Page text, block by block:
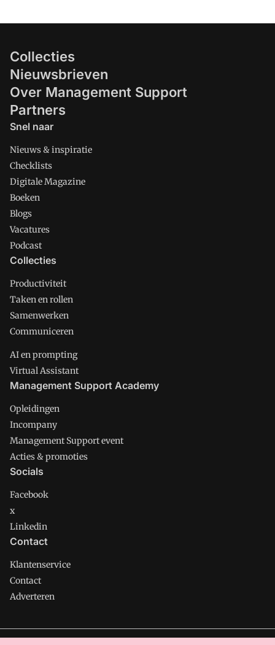
Collecties
Nieuwsbrieven
Over Management Support
Partners
Snel naar
Nieuws & inspiratie
Checklists
Digitale Magazine
Boeken
Blogs
Vacatures
Podcast
Collecties
Productiviteit
Taken en rollen
Samenwerken
Communiceren
AI en prompting
Virtual Assistant
Management Support Academy
Opleidingen
Incompany
Management Support event
Acties & promoties
Socials
Facebook
x
Linkedin
Contact
Klantenservice
Contact
Adverteren